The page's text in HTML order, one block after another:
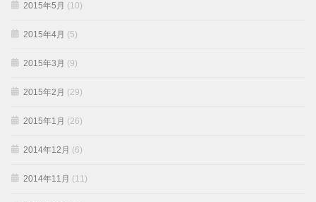
2015年5月 (10)
2015年4月 (5)
2015年3月 (9)
2015年2月 (29)
2015年1月 (26)
2014年12月 (6)
2014年11月 (11)